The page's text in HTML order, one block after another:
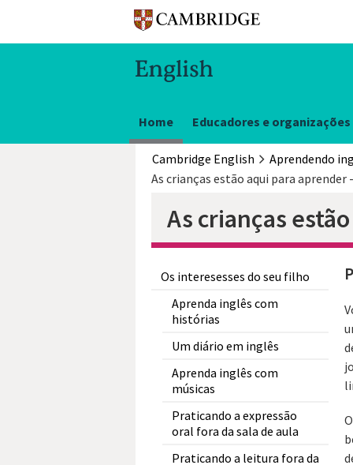
Home Educadores e organizações
Cambridge English Aprendendo
As crianças
Os interesesses do seu filho
Aprenda inglês com
histórias
Um diário em inglês
Aprenda inglês com
músicas
Praticando a expressão
oral fora da sala de aula
Praticando a leitura fora da